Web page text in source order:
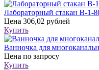
Лабораторный стакан В-1-
Цена 306,02 рублей
Купить
Ванночка для
Цена по запросу
Купить